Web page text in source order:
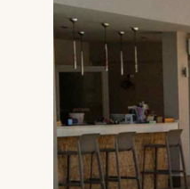
Vis billeder